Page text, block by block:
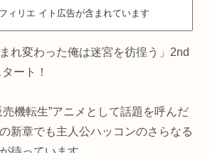
ィリエ イト広告が含まれています
れ変わった俺は迷宮を彷徨う」2nd
ート！
機転生”アニメとして話題を呼んだ
新章でも主人公ハッコンのさらなる